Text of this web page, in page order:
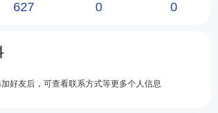
627
0
0
好友后，可查看联系方式等更多个人信息